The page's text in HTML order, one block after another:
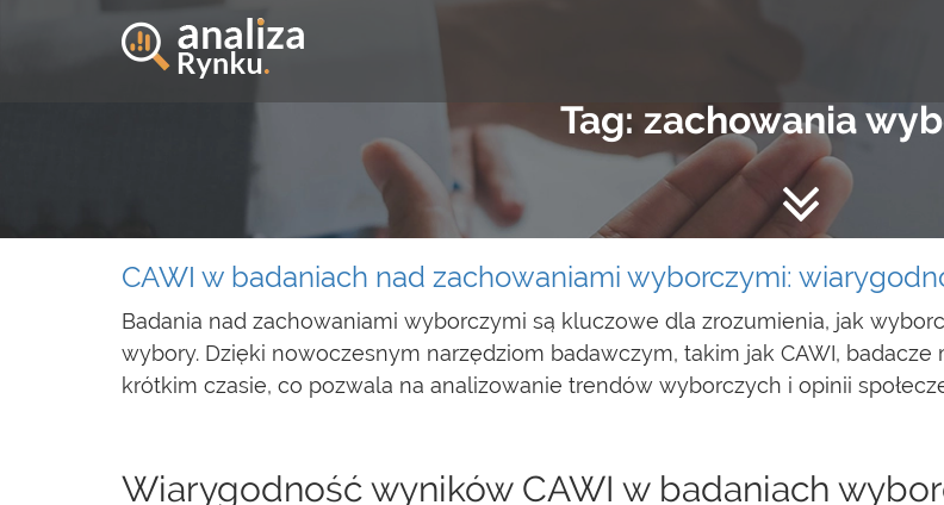
Tag: zachowania
CAWI w badaniach nad zachowaniami wyborczymi:
Badania nad zachowaniami wyborczymi są kluczowe dla zrozumienia, jak
wybory. Dzięki nowoczesnym narzędziom badawczym, takim jak CAWI,
krótkim czasie, co pozwala na analizowanie trendów wyborczych i opinii
Wiarygodność wyników CAWI w badaniach